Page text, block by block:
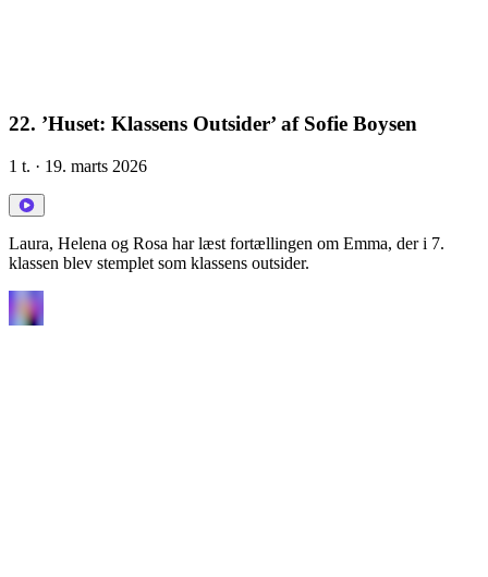
22. ’Huset: Klassens Outsider’ af Sofie Boysen
1 t. · 19. marts 2026
Laura, Helena og Rosa har læst fortællingen om Emma, der i 7.
klassen blev stemplet som klassens outsider.